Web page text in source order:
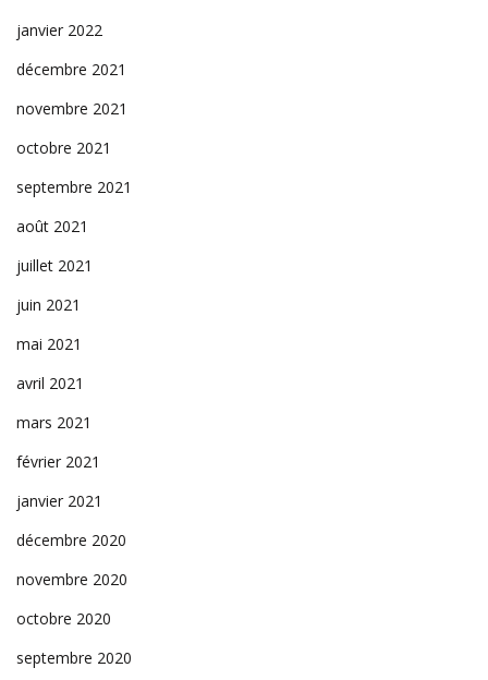
janvier 2022
décembre 2021
novembre 2021
octobre 2021
septembre 2021
août 2021
juillet 2021
juin 2021
mai 2021
avril 2021
mars 2021
février 2021
janvier 2021
décembre 2020
novembre 2020
octobre 2020
septembre 2020